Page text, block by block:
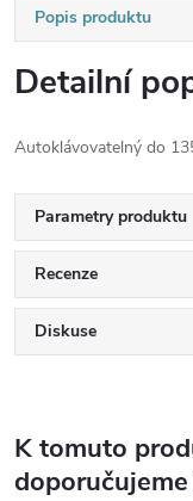
Popis produktu
Detailní
Autoklávovatelný do
Parametry produktu
Recenze
Diskuse
K tomuto